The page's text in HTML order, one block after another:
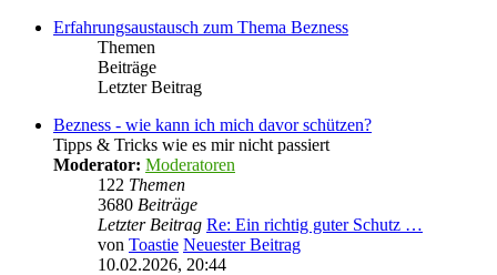
Erfahrungsaustausch zum Thema Bezness
Themen
Beiträge
Letzter Beitrag
Bezness - wie kann ich mich davor schützen?
Tipps & Tricks wie es mir nicht passiert
Moderator: Moderatoren
122 Themen
3680 Beiträge
Letzter Beitrag Re: Ein richtig guter Schutz …
von Toastie Neuester Beitrag
10.02.2026, 20:44